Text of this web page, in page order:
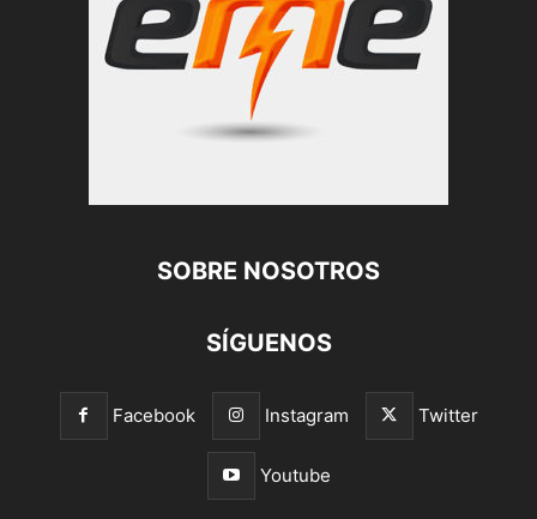
SOBRE NOSOTROS
SÍGUENOS
Facebook Instagram Twitter
Youtube